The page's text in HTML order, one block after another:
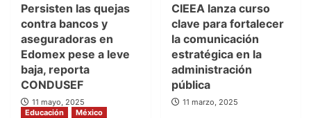
Persisten las quejas
contra bancos y
aseguradoras en
Edomex pese a leve
baja, reporta
CONDUSEF
11 mayo, 2025
CIEEA lanza curso
clave para fortalecer
la comunicación
estratégica en la
administración
pública
11 marzo, 2025
Educación
México